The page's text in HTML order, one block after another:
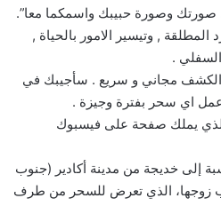
صورتك وصورة حبيبك واسمكما معا”.
المطلقة , وتيسير الامور بالحياة ,
.
، الكشف مجاني و سريع . سأجيبك في
عمل اي سحر بفترة وجيزة .
يملك صفحة على فيسبوك
إلى خديجة من مدينة أكادير (جنوب
زوجها، الذي تعرض للسحر من طرف